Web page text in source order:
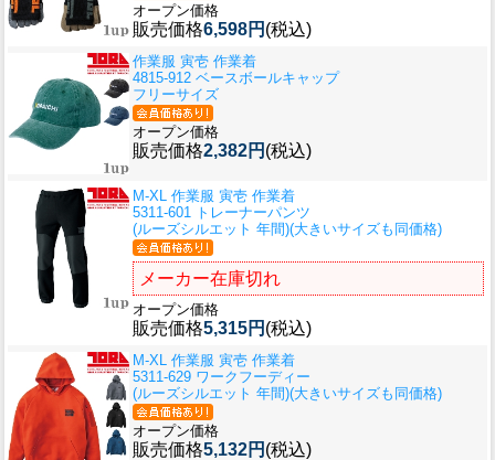
オープン価格
販売価格6,598円 (税込)
作業服 寅壱 作業着
4815-912 ベースボールキャップ
フリーサイズ
オープン価格
販売価格2,382円 (税込)
M-XL 作業服 寅壱 作業着
5311-601 トレーナーパンツ
(ルーズシルエット 年間)(大きいサイズも同価格)
メーカー在庫切れ
オープン価格
販売価格5,315円 (税込)
M-XL 作業服 寅壱 作業着
5311-629 ワークフーディー
(ルーズシルエット 年間)(大きいサイズも同価格)
オープン価格
販売価格5,132円 (税込)